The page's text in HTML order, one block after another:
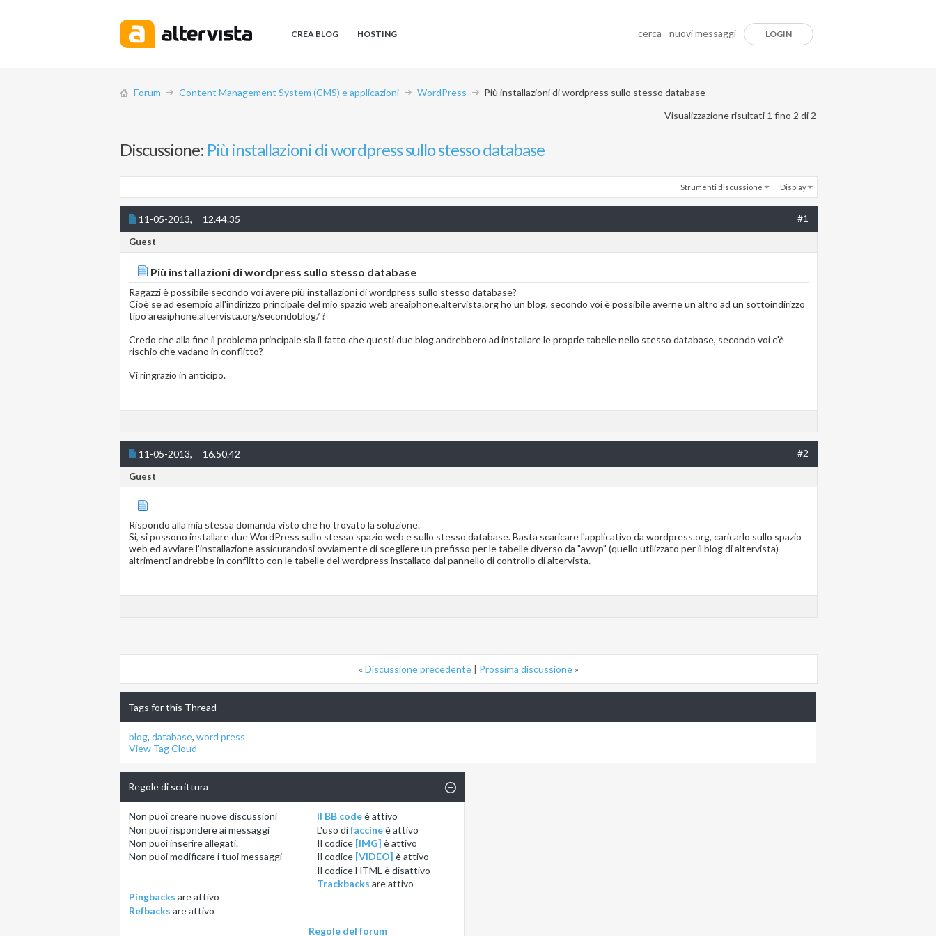
CREA BLOG HOSTING cerca nuovi messaggi LOGIN
Forum Content Management System (CMS) e applicazioni WordPress
Più installazioni di wordpress sullo stesso database
Visualizzazione risultati 1 fino 2 di 2
Discussione: Più installazioni di wordpress sullo stesso database
Strumenti discussione Display
11-05-2013, 12.44.35 #1
Guest
Più installazioni di wordpress sullo stesso database
Ragazzi è possibile secondo voi avere più installazioni di wordpress sullo stesso database?
Cioè se ad esempio all'indirizzo principale del mio spazio web areaiphone.altervista.org ho un blog, secondo voi è possibile averne un altro ad un sottoindirizzo
tipo areaiphone.altervista.org/secondoblog/ ?
Credo che alla fine il problema principale sia il fatto che questi due blog andrebbero ad installare le proprie tabelle nello stesso database, secondo voi c'è
rischio che vadano in conflitto?
Vi ringrazio in anticipo.
11-05-2013, 16.50.42 #2
Guest
Rispondo alla mia stessa domanda visto che ho trovato la soluzione.
Si, si possono installare due WordPress sullo stesso spazio web e sullo stesso database. Basta scaricare l'applicativo da wordpress.org, caricarlo sullo spazio
web ed avviare l'installazione assicurandosi ovviamente di scegliere un prefisso per le tabelle diverso da "avwp" (quello utilizzato per il blog di altervista)
altrimenti andrebbe in conflitto con le tabelle del wordpress installato dal pannello di controllo di altervista.
«Discussione precedente | Prossima discussione»
Tags for this Thread
blog, database, word press
View Tag Cloud
Regole di scrittura
Non puoicreare nuove discussioni
Non puoirispondere ai messaggi
Non puoiinserire allegati.
Non puoimodificare i tuoi messaggi
Il BB codeèattivo
L'uso difaccineèattivo
Il codice [IMG] èattivo
Il codice [VIDEO] èattivo
Il codice HTML èdisattivo
Trackbacks areattivo
Pingbacks areattivo
Refbacks areattivo
Regole del forum